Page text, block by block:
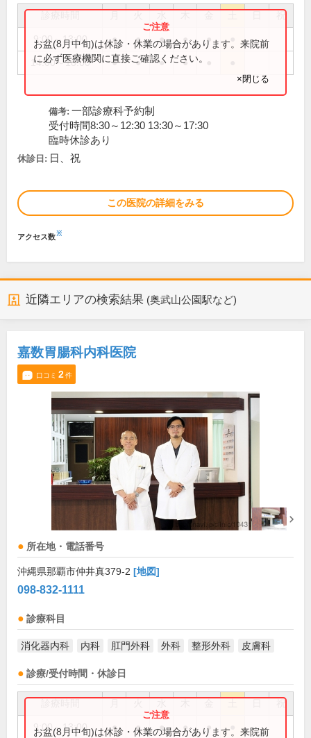
祝
9:00～13:00 ● ● ● ● ●
14:00～18:00 ● ● ● ●
お盆(8月中旬)は休診・休業の場合があります。来院前
に必ず医療機関に直接ご確認ください。
×閉じる
備考: 一部診療科予約制
受付時間8:30～12:30 13:30～17:30
臨時休診あり
休診日: 日、祝
この医院の詳細をみる
アクセス数※
近隣エリアの検索結果 (奥武山公園駅など)
嘉数胃腸科内科医院
口コミ 2件
所在地・電話番号
沖縄県那覇市仲井真379-2 [地図]
098-832-1111
診療科目
消化器内科 内科 肛門外科 外科 整形外科 皮膚科
診療/受付時間・休診日
祝
9:00～13:00 ● ● ● ● ●
お盆(8月中旬)は休診・休業の場合があります。来院前